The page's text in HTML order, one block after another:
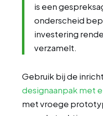
is een
onderscheid
investering
verzamelt.
Gebruik bij de
designaanpak met
met vroege